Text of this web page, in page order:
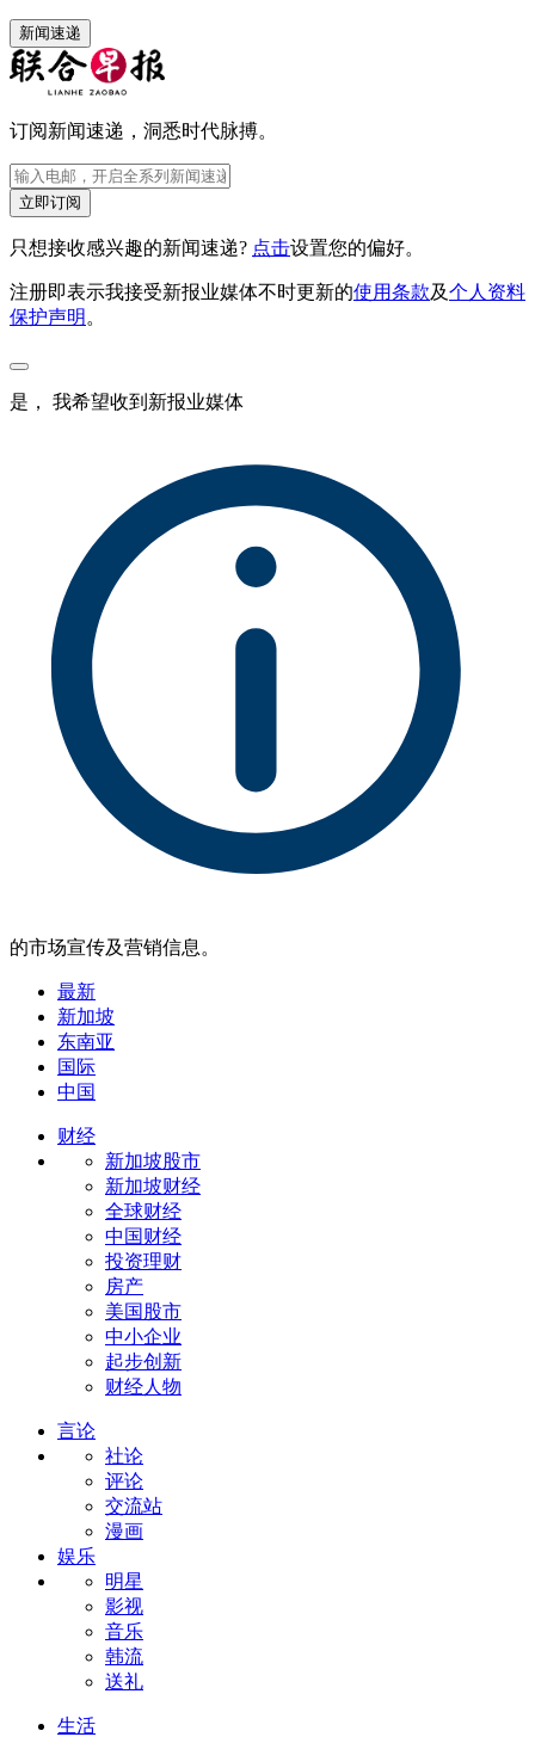
新闻速递
订阅新闻速递，洞悉时代脉搏。
立即订阅
只想接收感兴趣的新闻速递? 点击设置您的偏好。
注册即表示我接受新报业媒体不时更新的使用条款及个人资料
保护声明 。
是， 我希望收到新报业媒体
的市场宣传及营销信息。
最新
新加坡
东南亚
国际
中国
财经
新加坡股市
新加坡财经
全球财经
中国财经
投资理财
房产
美国股市
中小企业
起步创新
财经人物
言论
社论
评论
交流站
漫画
娱乐
明星
影视
音乐
韩流
送礼
生活